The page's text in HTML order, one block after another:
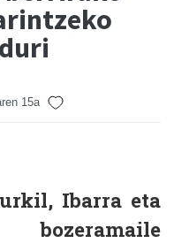
15a
Ibarra eta
bozeramaile